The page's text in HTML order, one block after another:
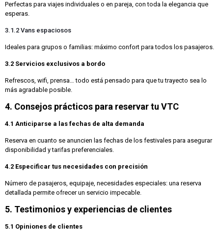
Perfectas para viajes individuales o en pareja, con toda la elegancia que
esperas.
3.1.2 Vans espaciosos
Ideales para grupos o familias: máximo confort para todos los pasajeros.
3.2 Servicios exclusivos a bordo
Refrescos, wifi, prensa… todo está pensado para que tu trayecto sea lo
más agradable posible.
4. Consejos prácticos para reservar tu VTC
4.1 Anticiparse a las fechas de alta demanda
Reserva en cuanto se anuncien las fechas de los festivales para asegurar
disponibilidad y tarifas preferenciales.
4.2 Especificar tus necesidades con precisión
Número de pasajeros, equipaje, necesidades especiales: una reserva
detallada permite ofrecer un servicio impecable.
5. Testimonios y experiencias de clientes
5.1 Opiniones de clientes